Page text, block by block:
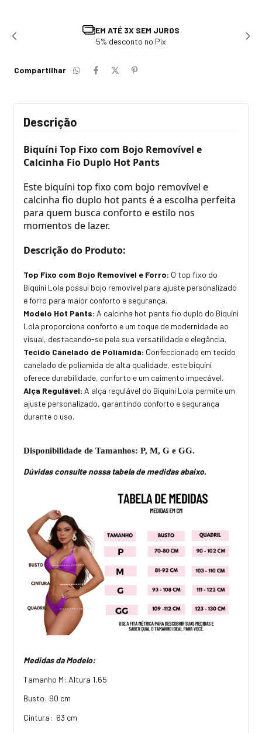
TROCA E DEVOLUÇÃO
Solicite em até 7 dias após recebimento
Compartilhar
Descrição
Biquíni Top Fixo com Bojo Removível e
Calcinha Fio Duplo Hot Pants
Este biquíni top fixo com bojo removível e
calcinha fio duplo hot pants é a escolha perfeita
para quem busca conforto e estilo nos
momentos de lazer.
Descrição do Produto:
Top Fixo com Bojo Removível e Forro: O top fixo do
Biquíni Lola possui bojo removível para ajuste personalizado
e forro para maior conforto e segurança.
Modelo Hot Pants: A calcinha hot pants fio duplo do Biquíni
Lola proporciona conforto e um toque de modernidade ao
visual, destacando-se pela sua versatilidade e elegância.
Tecido Canelado de Poliamida: Confeccionado em tecido
canelado de poliamida de alta qualidade, este biquíni
oferece durabilidade, conforto e um caimento impecável.
Alça Regulável: A alça regulável do Biquíni Lola permite um
ajuste personalizado, garantindo conforto e segurança
durante o uso.
Disponibilidade de Tamanhos: P, M, G e GG.
Dúvidas consulte nossa tabela de medidas abaixo.
Medidas da Modelo:
Tamanho M: Altura 1,65
Busto: 90 cm
Cintura: 63 cm